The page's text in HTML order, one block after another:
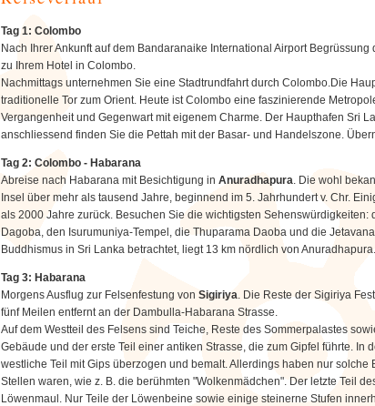
Tag 1: Colombo
Nach Ihrer Ankunft auf dem Bandaranaike International Airport
zu Ihrem Hotel in Colombo.
Nachmittags unternehmen Sie eine Stadtrundfahrt durch Colombo.Die
traditionelle Tor zum Orient. Heute ist Colombo eine faszinierende
Vergangenheit und Gegenwart mit eigenem Charme. Der Haupthafen Sri
anschliessend finden Sie die Pettah mit der Basar- und Handelszone.
Tag 2: Colombo - Habarana
Abreise nach Habarana mit Besichtigung in Anuradhapura. Die wohl
Insel über mehr als tausend Jahre, beginnend im 5. Jahrhundert v. Chr.
als 2000 Jahre zurück. Besuchen Sie die wichtigsten
Dagoba, den Isurumuniya-Tempel, die Thuparama Daoba und die
Buddhismus in Sri Lanka betrachtet, liegt 13 km nördlich von
Tag 3: Habarana
Morgens Ausflug zur Felsenfestung von Sigiriya. Die Reste der Sigiriya
fünf Meilen entfernt an der Dambulla-Habarana Strasse.
Auf dem Westteil des Felsens sind Teiche, Reste des Sommerpalastes
Gebäude und der erste Teil einer antiken Strasse, die zum Gipfel führte. In
westliche Teil mit Gips überzogen und bemalt. Allerdings haben nur solche
Stellen waren, wie z. B. die berühmten "Wolkenmädchen". Der letzte Teil
Löwenmaul. Nur Teile der Löwenbeine sowie einige steinerne Stufen